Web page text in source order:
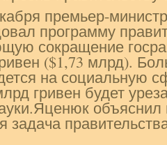
премьер-
программу
сокращение
($1,73 млрд).
на социальную
гривен будет
задача